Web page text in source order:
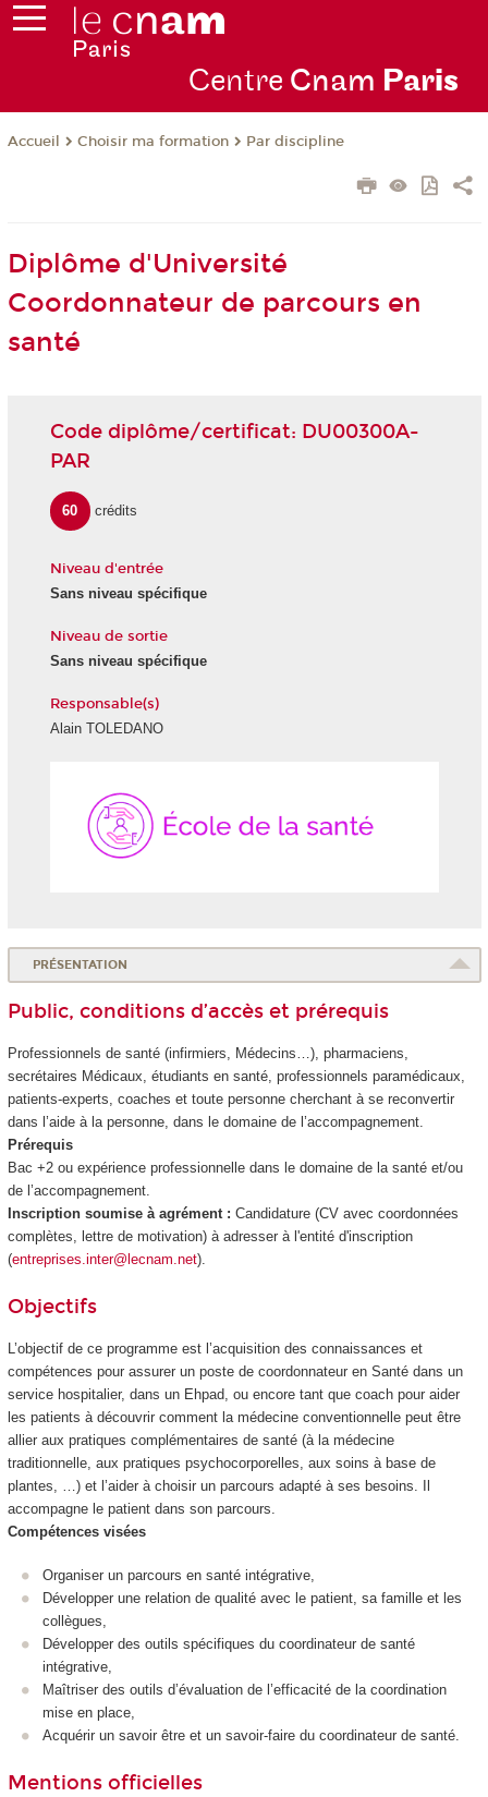
Centre Cnam Paris
Accueil Choisir ma formation Par discipline
Diplôme d'Université
Coordonnateur de parcours en
santé
Code diplôme/certificat: DU00300A-
PAR
60 crédits
Niveau d'entrée
Sans niveau spécifique
Niveau de sortie
Sans niveau spécifique
Responsable(s)
Alain TOLEDANO
PRÉSENTATION
Public, conditions d’accès et prérequis
Professionnels de santé (infirmiers, Médecins…), pharmaciens,
secrétaires Médicaux, étudiants en santé, professionnels paramédicaux,
patients-experts, coaches et toute personne cherchant à se reconvertir
dans l’aide à la personne, dans le domaine de l’accompagnement.
Prérequis
Bac +2 ou expérience professionnelle dans le domaine de la santé et/ou
de l’accompagnement.
Inscription soumise à agrément: Candidature (CV avec coordonnées
complètes, lettre de motivation) à adresser à l'entité d'inscription
(entreprises.inter@lecnam.net).
Objectifs
L’objectif de ce programme est l’acquisition des connaissances et
compétences pour assurer un poste de coordonnateur en Santé dans un
service hospitalier, dans un Ehpad, ou encore tant que coach pour aider
les patients à découvrir comment la médecine conventionnelle peut être
allier aux pratiques complémentaires de santé (à la médecine
traditionnelle, aux pratiques psychocorporelles, aux soins à base de
plantes, …) et l’aider à choisir un parcours adapté à ses besoins. Il
accompagne le patient dans son parcours.
Compétences visées
Organiser un parcours en santé intégrative,
Développer une relation de qualité avec le patient, sa famille et les
collègues,
Développer des outils spécifiques du coordinateur de santé
intégrative,
Maîtriser des outils d’évaluation de l’efficacité de la coordination
mise en place,
Acquérir un savoir être et un savoir-faire du coordinateur de santé.
Mentions officielles